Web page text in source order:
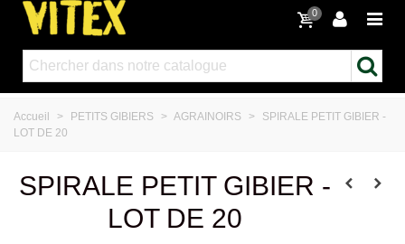
0
Accueil > PETITS GIBIERS > AGRAINOIRS >
SPIRALE PETIT GIBIER -
LOT DE 20
SPIRALE PETIT GIBIER -
LOT DE 20